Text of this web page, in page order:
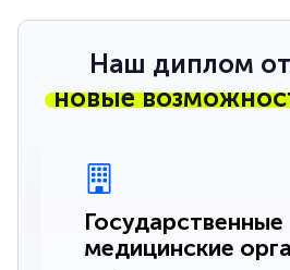
Наш диплом
новые
Государственные
медицинские